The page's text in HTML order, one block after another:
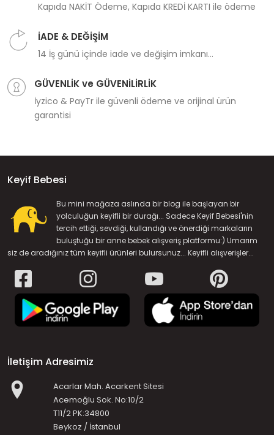
Kapıda NAKİT Ödeme, Kapıda KREDİ KARTI ile ödeme
İADE & DEĞİŞİM
14 İş günü içinde iade ve değişim imkanı...
GÜVENLİK ve GÜVENİLİRLİK
İyzico & PayTr ile güvenli ödeme ve orijinal ürün
garantisi
Keyif Bebesi
Bu mini mağaza aslında bir blog ile başlayan bir
yolculuğun keyifli bir durağı... Sadece Keyif Bebesi'nin
tercih ettiği, sevdiği, kullandığı ve önerdiği markaların
buluştuğu bir anne bebek alışveriş platformu:) Umarım
siz de aradığınız tüm keyifli ürünleri bulursunuz... Keyifli alışverişler...
İletişim Adresimiz
Acarlar Mah. Acarkent Sitesi
Acemoğlu Sok. No:10/2
T11/2 PK:34800
Beykoz / İstanbul